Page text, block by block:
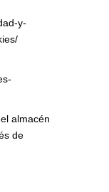
y-
almacén
de